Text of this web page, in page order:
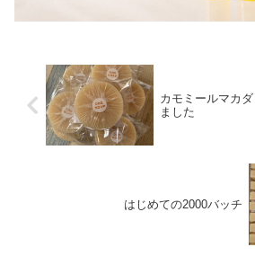
カモミールマカ
ました
はじめての2000バッチ